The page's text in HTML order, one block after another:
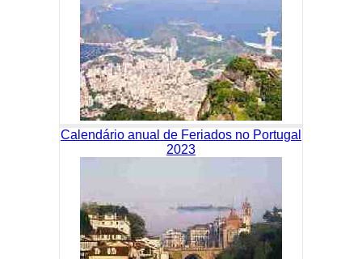
Calendário anual de Feriados no Portugal
2023